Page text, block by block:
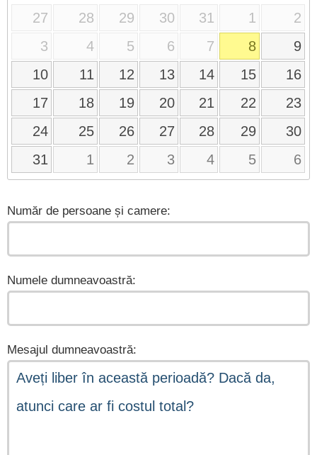
27 28 29 30 31 1
2
3
4 5 6 7 8
9
10
11 12 13 14 15
16
17
18 19 20 21 22
23
24
25 26 27 28 29
30
31
1 2 3 4 5 6
Număr de persoane și camere:
Numele dumneavoastră:
Mesajul dumneavoastră: